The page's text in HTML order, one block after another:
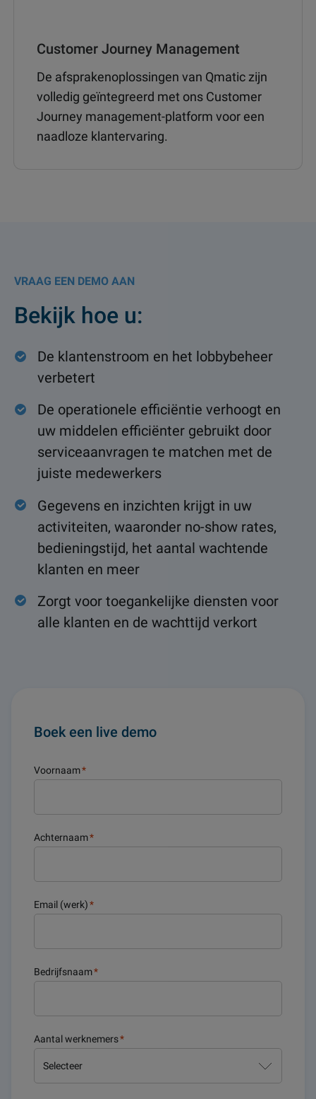
Customer Journey Management
De afsprakenoplossingen van Qmatic zijn
volledig geïntegreerd met ons Customer
Journey management-platform voor een
naadloze klantervaring.
VRAAG EEN DEMO AAN
Bekijk hoe u:
De klantenstroom en het lobbybeheer
verbetert
De operationele efficiëntie verhoogt en
uw middelen efficiënter gebruikt door
serviceaanvragen te matchen met de
juiste medewerkers
Gegevens en inzichten krijgt in uw
activiteiten, waaronder no-show rates,
bedieningstijd, het aantal wachtende
klanten en meer
Zorgt voor toegankelijke diensten voor
alle klanten en de wachttijd verkort
Boek een live demo
Voornaam*
Achternaam*
Email (werk)*
Bedrijfsnaam*
Aantal werknemers*